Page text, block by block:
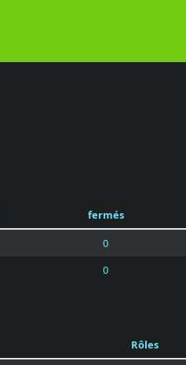
fermés
0
0
Rôles